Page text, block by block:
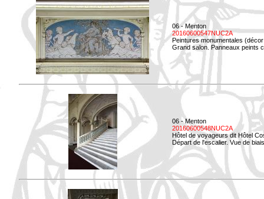
06 - Menton
20160600547NUC2A
Peintures monumentales
Grand salon. Panneaux peints
06 - Menton
20160600548NUC2A
Hôtel de voyageurs dit Hôtel
Départ de l'escalier. Vue de